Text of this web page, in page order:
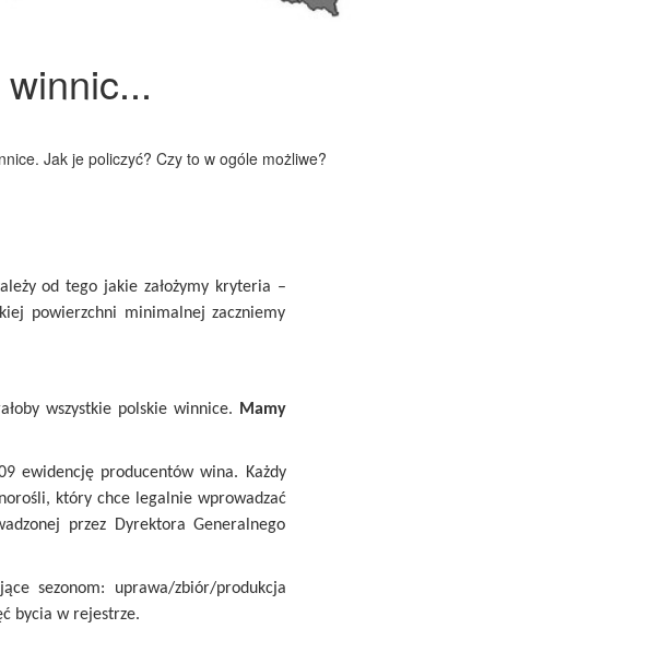
Jak je policzyć? Czy to w ogóle możliwe?
od tego jakie założymy kryteria –
powierzchni minimalnej zaczniemy
wszystkie polskie winnice.
Mamy
ewidencję producentów wina. Każdy
który chce legalnie wprowadzać
przez Dyrektora Generalnego
sezonom: uprawa/zbiór/produkcja
bycia w rejestrze.